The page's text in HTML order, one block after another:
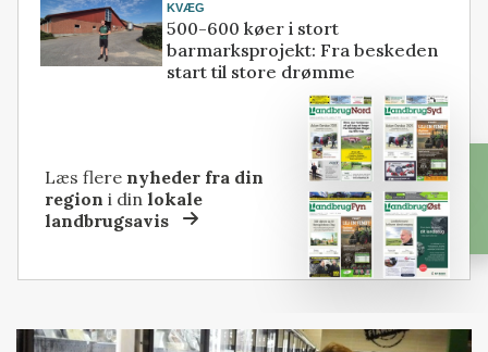
KVÆG
500-600 køer i stort
barmarksprojekt: Fra beskeden
start til store drømme
Læs flere nyheder fra din
region i dinlokale
landbrugsavis